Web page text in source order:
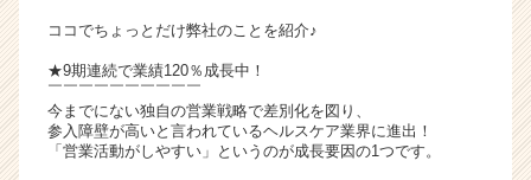
e
r
a
r
ココでちょっとだけ弊社のことを紹介♪
★9期連続で業績120％成長中！
￣￣￣￣￣￣￣￣￣￣
今までにない独自の営業戦略で差別化を図り、
参入障壁が高いと言われているヘルスケア業界に進出！
「営業活動がしやすい」というのが成長要因の1つです。